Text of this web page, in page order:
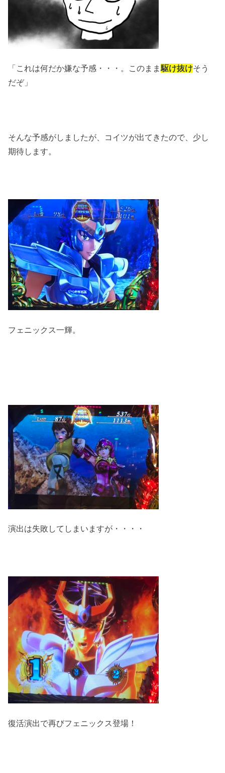
「これは何だか嫌な予感・・・。このまま駆け抜けそう
だぞ」
そんな予感がしましたが、コイツが出てきたので、少し
期待します。
フェニックス一輝。
演出は失敗してしまいますが・・・・
復活演出で再びフェニックス登場！